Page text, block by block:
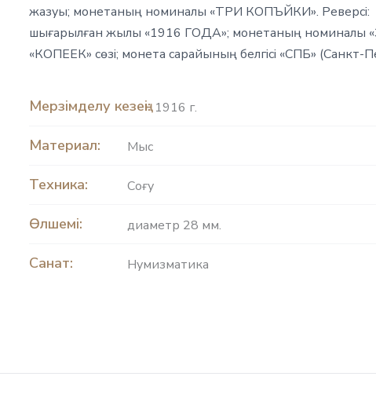
жазуы; монетаның номиналы «ТРИ КОПЪЙКИ». Реверсі:
шығарылған жылы «1916 ГОДА»; монетаның номиналы
«КОПЕЕК» сөзі; монета сарайының белгісі «СПБ» (Санкт-
Мерзімделу кезеңі: 1916 г.
Материал: Мыс
Техника: Соғу
Өлшемі: диаметр 28 мм.
Санат: Нумизматика